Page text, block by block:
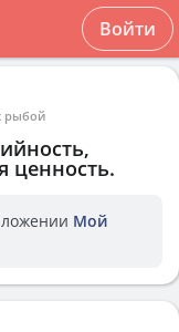
Войти
рыбой
ценность.
Мой